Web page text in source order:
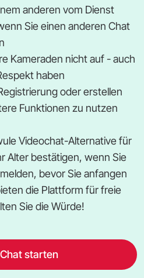
anderen vom Dienst
Sie einen anderen Chat
Kameraden nicht auf - auch
haben
oder erstellen
Funktionen zu nutzen
Videochat-Alternative für
Alter bestätigen, wenn Sie
bevor Sie anfangen
die Plattform für freie
Sie die Würde!
starten